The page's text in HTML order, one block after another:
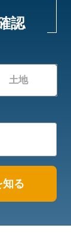
認
土地
知る